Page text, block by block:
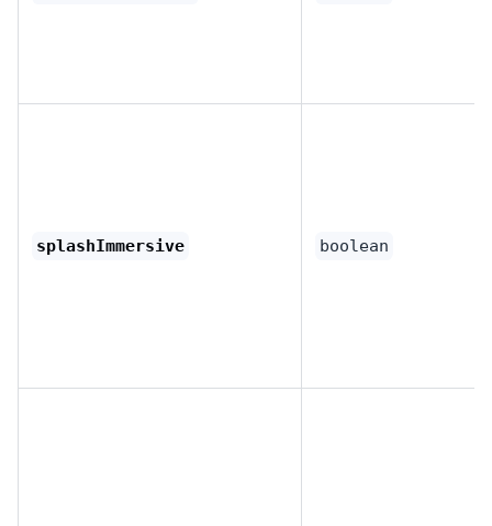
splashImmersive boolean